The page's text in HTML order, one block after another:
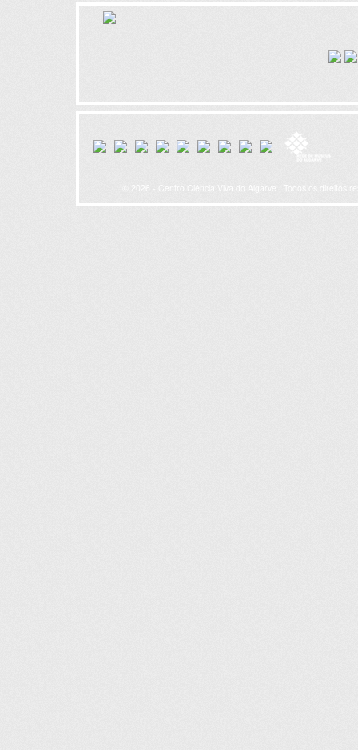
© 2026 - Centro Ciência Viva do Algarve | Todos os direitos